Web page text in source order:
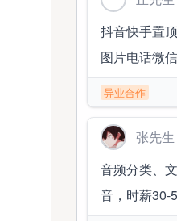
抖音快手置
图片电话微
异业合作
张先生
音频分类、
音，时薪30-